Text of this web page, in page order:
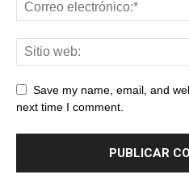
Save my name, email, and
next time I comment.